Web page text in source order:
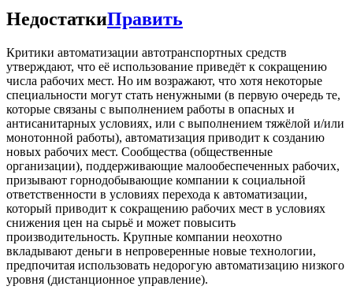
НедостаткиПравить
Критики автоматизации автотранспортных средств
утверждают, что её использование приведёт к сокращению
числа рабочих мест. Но им возражают, что хотя некоторые
специальности могут стать ненужными (в первую очередь те,
которые связаны с выполнением работы в опасных и
антисанитарных условиях, или с выполнением тяжёлой и/или
монотонной работы), автоматизация приводит к созданию
новых рабочих мест. Сообщества (общественные
организации), поддерживающие малообеспеченных рабочих,
призывают горнодобывающие компании к социальной
ответственности в условиях перехода к автоматизации,
который приводит к сокращению рабочих мест в условиях
снижения цен на сырьё и может повысить
производительность. Крупные компании неохотно
вкладывают деньги в непроверенные новые технологии,
предпочитая использовать недорогую автоматизацию низкого
уровня (дистанционное управление).